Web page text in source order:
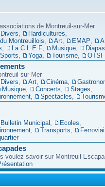
de Montreuil-sur-Mer
Divers, Hardicultures,
Montreuillois, Art, EMAP,
, La C L E F, Musique,
Sports, Yoga, Tourisme, OTSI
sur-Mer
Divers, Art, Cinéma,
Musique, Concerts, Stages,
, Spectacles,
Bulletin Municipal , Ecoles,
, Transports,
voulez savoir sur Montreuil